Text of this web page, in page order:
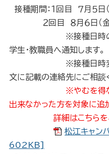
接種期間：１回目 ７月５日（
２回目 ８月６日（金）～
※接種日時の詳細
学生・教職員へ通知します。
※接種日時変更の
文に記載の連絡先にご相談
※やむを得ない事
出来なかった方を対象に追
詳細はこちらをご覧
松江キャン
602KB]